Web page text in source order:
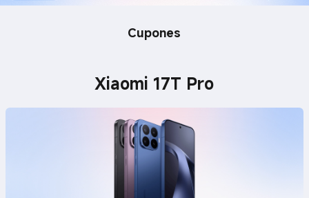
Cupones
Xiaomi 17T Pro